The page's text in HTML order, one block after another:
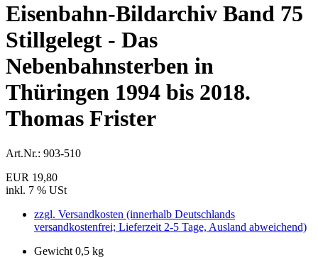
Eisenbahn-Bildarchiv Band 75
Stillgelegt - Das
Nebenbahnsterben in
Thüringen 1994 bis 2018.
Thomas Frister
Art.Nr.: 903-510
EUR 19,80
inkl. 7 % USt
zzgl. Versandkosten (innerhalb Deutschlands
versandkostenfrei; Lieferzeit 2-5 Tage, Ausland abweichend)
Gewicht 0,5 kg